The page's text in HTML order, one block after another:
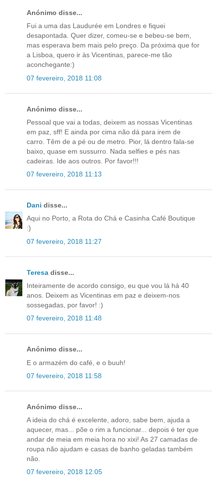
Anónimo disse...
Fui a uma das Laudurée em Londres e fiquei
desapontada. Quer dizer, comeu-se e bebeu-se bem,
mas esperava bem mais pelo preço. Da próxima que for
a Lisboa, quero ir às Vicentinas, parece-me tão
aconchegante:)
07 fevereiro, 2018 11:08
Anónimo disse...
Pessoal que vai a todas, deixem as nossas Vicentinas
em paz, sff! E ainda por cima não dá para irem de
carro. Têm de a pé ou de metro. Pior, lá dentro fala-se
baixo, quase em sussurro. Nada selfies e pés nas
cadeiras. Ide aos outros. Por favor!!!
07 fevereiro, 2018 11:13
Dani disse...
Aqui no Porto, a Rota do Chá e Casinha Café Boutique
:)
07 fevereiro, 2018 11:27
Teresa disse...
Inteiramente de acordo consigo, eu que vou lá há 40
anos. Deixem as Vicentinas em paz e deixem-nos
sossegadas, por favor! :)
07 fevereiro, 2018 11:48
Anónimo disse...
E o armazém do café, e o buuh!
07 fevereiro, 2018 11:58
Anónimo disse...
A ideia do chá é excelente, adoro, sabe bem, ajuda a
aquecer, mas... põe o rim a funcionar... depois é ter que
andar de meia em meia hora no xixi! As 27 camadas de
roupa não ajudam e casas de banho geladas também
não.
07 fevereiro, 2018 12:05